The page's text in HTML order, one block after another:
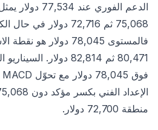
الدعم الفوري عند
75,068 ثم 72,716 دولار
فالمستوى 78,045 دولار
80,471 ثم 82,814 دولار.
منطقة 72,700 دولار.